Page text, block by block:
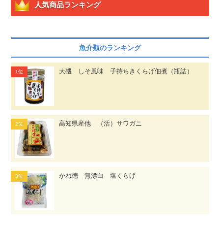
人気商品ランキング
魚介類のランキング
大磯 しそ風味 子持ちきくらげ佃煮（瓶詰）
高知県産他 （活）サワガニ
かね徳 無漂白 塩くらげ